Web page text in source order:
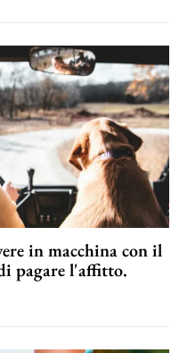
in macchina con il
pagare l'affitto.